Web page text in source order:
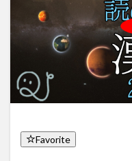
Favorite